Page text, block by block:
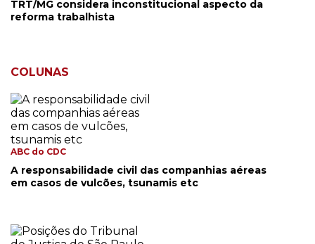
TRT/MG considera inconstitucional aspecto da
reforma trabalhista
COLUNAS
ABC do CDC
A responsabilidade civil das companhias aéreas
em casos de vulcões, tsunamis etc